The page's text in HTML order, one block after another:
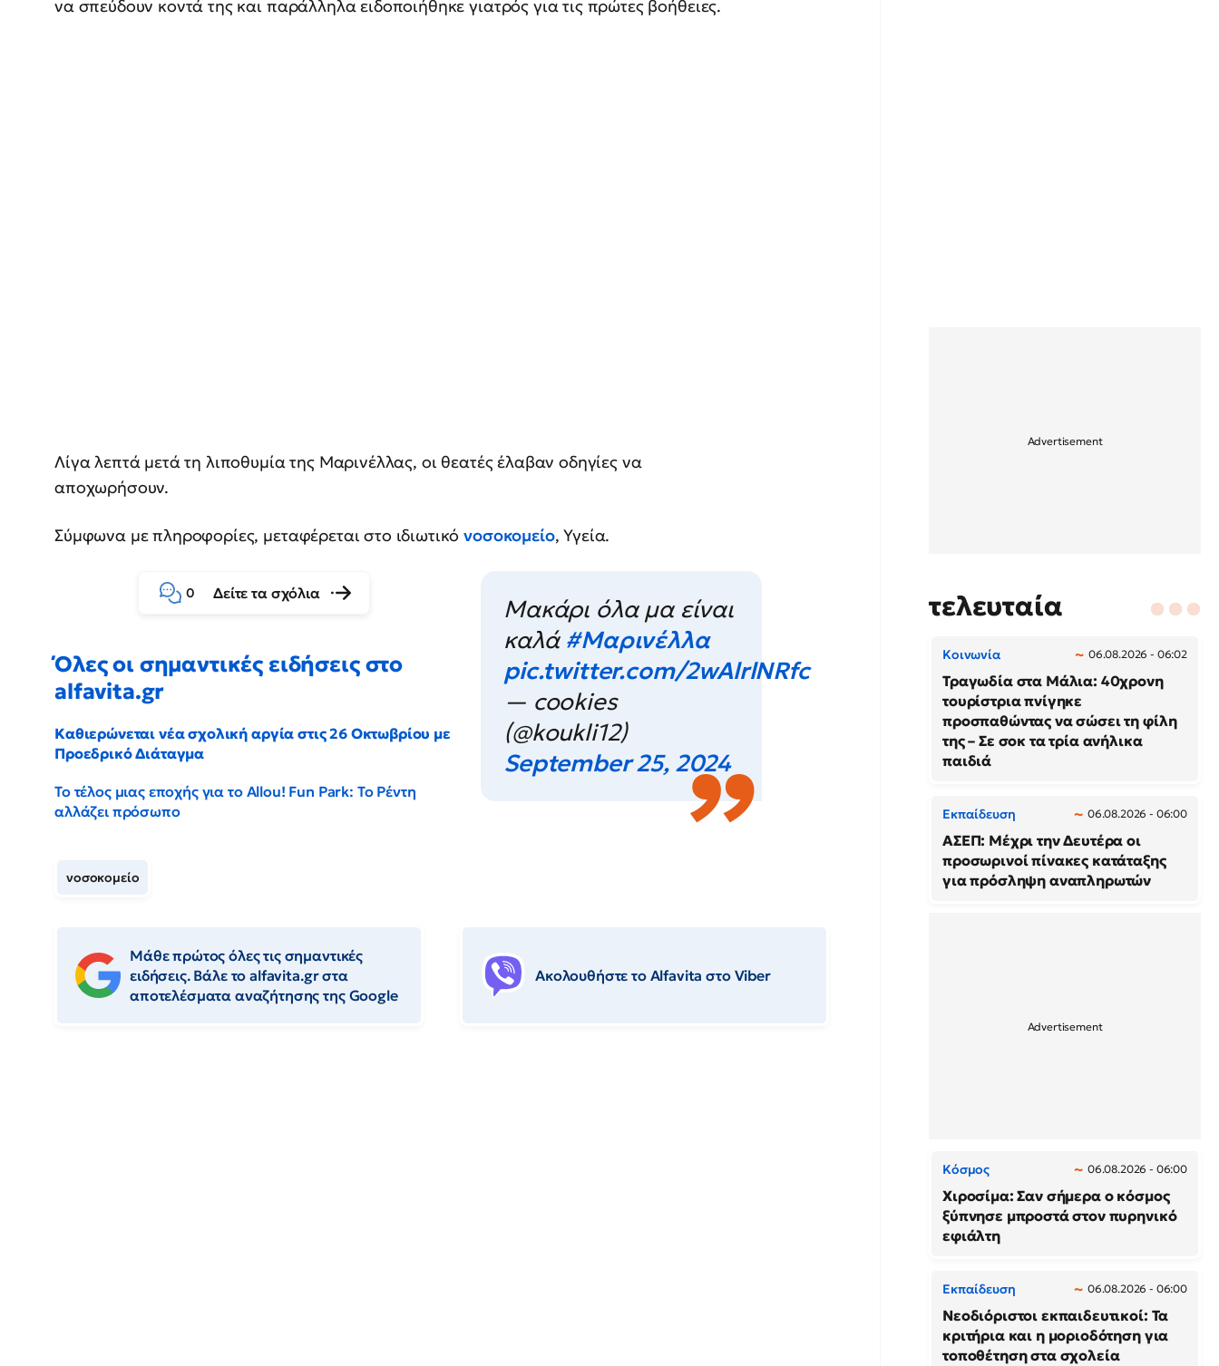
να σπεύδουν κοντά της και παράλληλα ειδοποιήθηκε γιατρός για τις πρώτες βοήθειες.
Λίγα λεπτά μετά τη λιποθυμία της Μαρινέλλας, οι θεατές έλαβαν οδηγίες να
αποχωρήσουν.
Σύμφωνα με πληροφορίες, μεταφέρεται στο ιδιωτικόνοσοκομείο, Υγεία.
Μακάρι όλα μα είναι
καλά #Μαρινέλλα
pic.twitter.com/2wAlrlNRfc
— cookies
(@koukli12)
September 25, 2024
0 Δείτε τα σχόλια
Όλες οι σημαντικές ειδήσεις στο
alfavita.gr
Καθιερώνεται νέα σχολική αργία στις 26 Οκτωβρίου με
Προεδρικό Διάταγμα
Το τέλος μιας εποχής για το Allou! Fun Park: Το Ρέντη
αλλάζει πρόσωπο
νοσοκομείο
Μάθε πρώτος όλες τις σημαντικές
ειδήσεις. Βάλε το alfavita.gr στα
αποτελέσματα αναζήτησης της Google
Ακολουθήστε το Αlfavita στο Viber
τελευταία
Κοινωνία 06.08.2026 - 06:02
Τραγωδία στα Μάλια: 40χρονη
τουρίστρια πνίγηκε
προσπαθώντας να σώσει τη φίλη
της – Σε σοκ τα τρία ανήλικα
παιδιά
Εκπαίδευση 06.08.2026 - 06:00
ΑΣΕΠ: Μέχρι την Δευτέρα οι
προσωρινοί πίνακες κατάταξης
για πρόσληψη αναπληρωτών
Κόσμος 06.08.2026 - 06:00
Χιροσίμα: Σαν σήμερα ο κόσμος
ξύπνησε μπροστά στον πυρηνικό
εφιάλτη
Εκπαίδευση 06.08.2026 - 06:00
Νεοδιόριστοι εκπαιδευτικοί: Τα
κριτήρια και η μοριοδότηση για
τοποθέτηση στα σχολεία